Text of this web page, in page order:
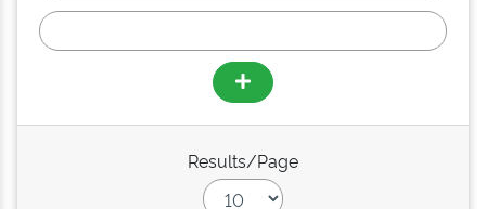
Results/Page